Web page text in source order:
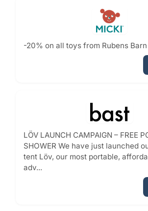
-20% on all toys from Rubens Barn
LÖV LAUNCH CAMPAIGN – FREE
SHOWER We have just launched
tent Löv, our most portable,
adv...